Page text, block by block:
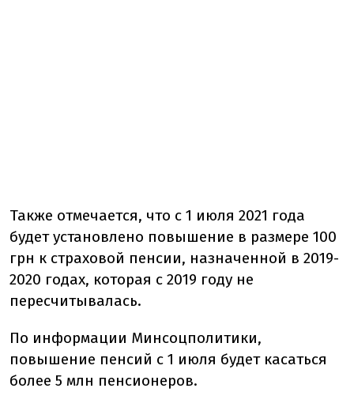
Также отмечается, что с 1 июля 2021 года
будет установлено повышение в размере 100
грн к страховой пенсии, назначенной в 2019-
2020 годах, которая с 2019 году не
пересчитывалась.
По информации Минсоцполитики,
повышение пенсий с 1 июля будет касаться
более 5 млн пенсионеров.